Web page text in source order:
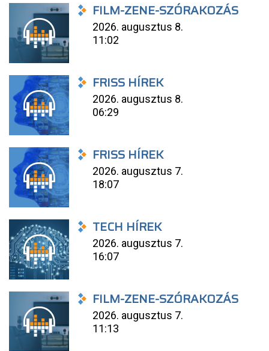
FILM-ZENE-SZÓRAKOZÁS
2026. augusztus 8.
11:02
FRISS HÍREK
2026. augusztus 8.
06:29
FRISS HÍREK
2026. augusztus 7.
18:07
TECH HÍREK
2026. augusztus 7.
16:07
FILM-ZENE-SZÓRAKOZÁS
2026. augusztus 7.
11:13